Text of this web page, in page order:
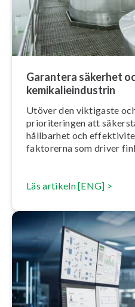
Garantera säkerhet
ke­mi­ka­li­e­in­du­strin
Utöver den viktigaste
pri­o­ri­te­ring­en att
hållbarhet och
faktorerna som driver
Läs artikeln [ENG] >